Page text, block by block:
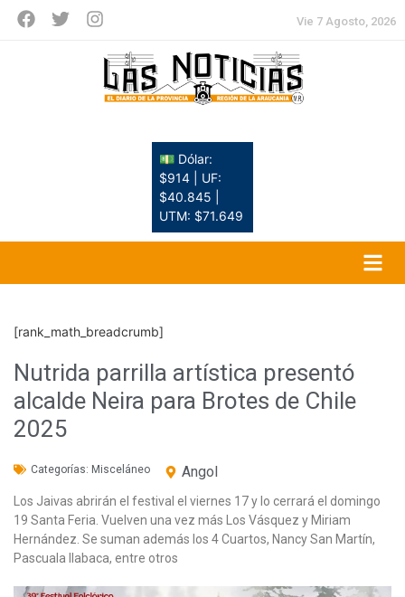
Vie 7 Agosto, 2026
💵 Dólar:
$914 | UF:
$40.845 |
UTM: $71.649
[rank_math_breadcrumb]
Nutrida parrilla artística presentó
alcalde Neira para Brotes de Chile
2025
Categorías: Misceláneo Angol
Los Jaivas abrirán el festival el viernes 17 y lo cerrará el domingo
19 Santa Feria. Vuelven una vez más Los Vásquez y Miriam
Hernández. Se suman además los 4 Cuartos, Nancy San Martín,
Pascuala Ilabaca, entre otros